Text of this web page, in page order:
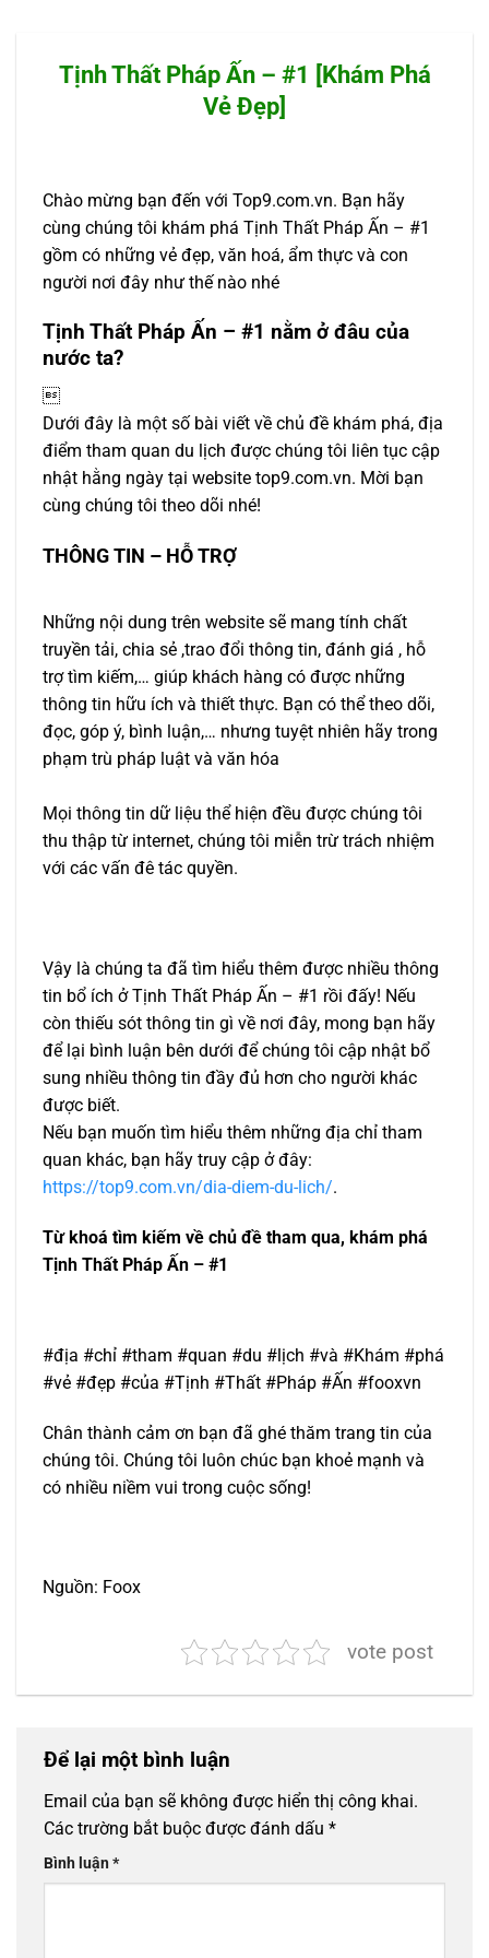
Tịnh Thất Pháp Ấn – #1 [Khám Phá
Vẻ Đẹp]
Chào mừng bạn đến với Top9.com.vn. Bạn hãy
cùng chúng tôi khám phá Tịnh Thất Pháp Ấn – #1
gồm có những vẻ đẹp, văn hoá, ẩm thực và con
người nơi đây như thế nào nhé
Tịnh Thất Pháp Ấn – #1 nằm ở đâu của
nước ta?

Dưới đây là một số bài viết về chủ đề khám phá, địa
điểm tham quan du lịch được chúng tôi liên tục cập
nhật hằng ngày tại website top9.com.vn. Mời bạn
cùng chúng tôi theo dõi nhé!
THÔNG TIN – HỖ TRỢ
Những nội dung trên website sẽ mang tính chất
truyền tải, chia sẻ ,trao đổi thông tin, đánh giá , hỗ
trợ tìm kiếm,… giúp khách hàng có được những
thông tin hữu ích và thiết thực. Bạn có thể theo dõi,
đọc, góp ý, bình luận,… nhưng tuyệt nhiên hãy trong
phạm trù pháp luật và văn hóa
Mọi thông tin dữ liệu thể hiện đều được chúng tôi
thu thập từ internet, chúng tôi miễn trừ trách nhiệm
với các vấn đê tác quyền.
Vậy là chúng ta đã tìm hiểu thêm được nhiều thông
tin bổ ích ở Tịnh Thất Pháp Ấn – #1 rồi đấy! Nếu
còn thiếu sót thông tin gì về nơi đây, mong bạn hãy
để lại bình luận bên dưới để chúng tôi cập nhật bổ
sung nhiều thông tin đầy đủ hơn cho người khác
được biết.
Nếu bạn muốn tìm hiểu thêm những địa chỉ tham
quan khác, bạn hãy truy cập ở đây:
https://top9.com.vn/dia-diem-du-lich/.
Từ khoá tìm kiếm về chủ đề tham qua, khám phá
Tịnh Thất Pháp Ấn – #1
#địa #chỉ #tham #quan #du #lịch #và #Khám #phá
#vẻ #đẹp #của #Tịnh #Thất #Pháp #Ấn #fooxvn
Chân thành cảm ơn bạn đã ghé thăm trang tin của
chúng tôi. Chúng tôi luôn chúc bạn khoẻ mạnh và
có nhiều niềm vui trong cuộc sống!
Nguồn: Foox
vote post
Để lại một bình luận
Email của bạn sẽ không được hiển thị công khai.
Các trường bắt buộc được đánh dấu *
Bình luận*